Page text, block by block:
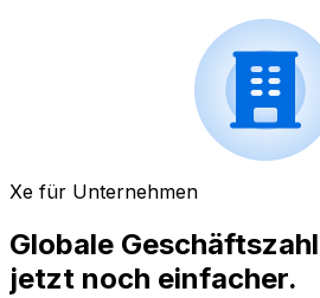
Xe für Unternehmen
Globale
jetzt noch einfacher.